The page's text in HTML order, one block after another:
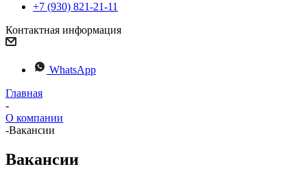
+7 (930) 821-21-11
Контактная информация
WhatsApp
Главная
-
О компании
-Вакансии
Вакансии